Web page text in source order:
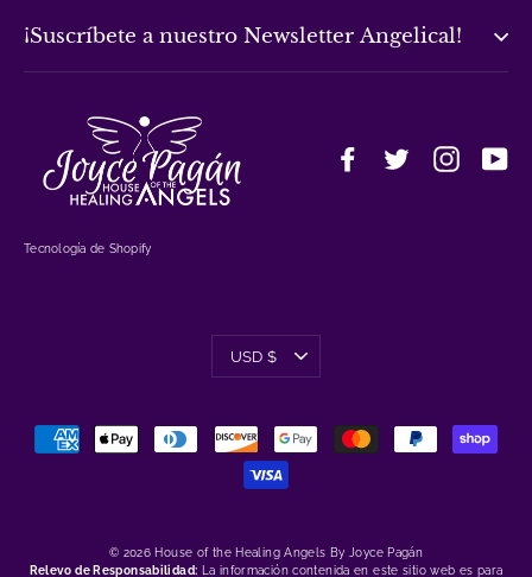
¡Suscríbete a nuestro Newsletter Angelical!
Facebook
Twitter
Tecnología de Shopify
Moneda
USD $
© 2026 House of the Healing Angels By Joyce Pagán
Relevo de Responsabilidad: La información contenida en este sitio web es para